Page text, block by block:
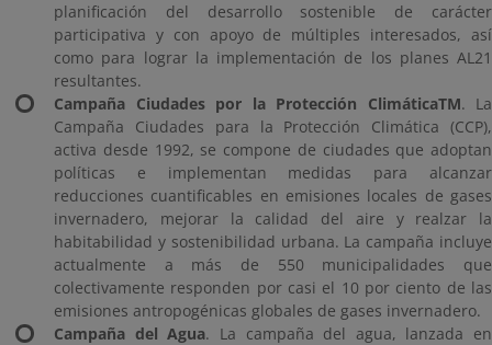
planificación del desarrollo sostenible de carácter
participativa y con apoyo de múltiples interesados, así
como para lograr la implementación de los planes AL21
resultantes.
Campaña Ciudades por la Protección ClimáticaTM. La
Campaña Ciudades para la Protección Climática (CCP),
activa desde 1992, se compone de ciudades que adoptan
políticas e implementan medidas para alcanzar
reducciones cuantificables en emisiones locales de gases
invernadero, mejorar la calidad del aire y realzar la
habitabilidad y sostenibilidad urbana. La campaña incluye
actualmente a más de 550 municipalidades que
colectivamente responden por casi el 10 por ciento de las
emisiones antropogénicas globales de gases invernadero.
Campaña del Agua. La campaña del agua, lanzada en